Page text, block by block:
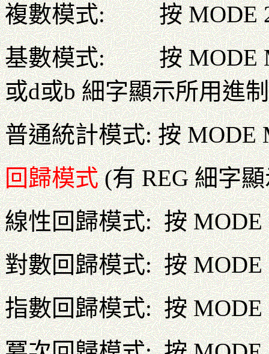
複數模式: 按 MODE 2
基數模式: 按 MODE
或d或b 細字顯示所用進
普通統計模式: 按 MODE
回歸模式(有 REG 細字
線性回歸模式: 按 MODE
對數回歸模式: 按 MODE
指數回歸模式: 按 MODE